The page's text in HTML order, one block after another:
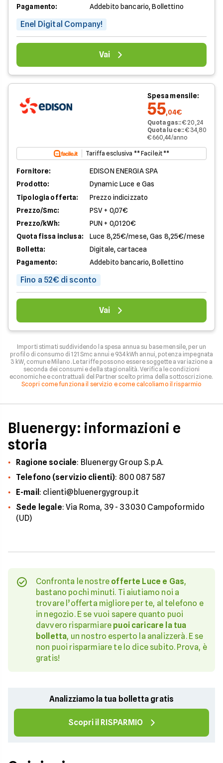
Pagamento:
Addebito bancario, Bollettino
Enel Digital Company!
Vai
Spesa mensile:
55,04€
Quota gas::€ 20,24
Quota luce::€ 34,80
€ 660,44/anno
Tariffa esclusiva ** Facile.it **
Fornitore:
EDISON ENERGIA SPA
Prodotto:
Dynamic Luce e Gas
Tipologia offerta:
Prezzo indicizzato
Prezzo/Smc:
PSV + 0,07€
Prezzo/kWh:
PUN + 0,0120€
Quota fissa inclusa:
Luce 8,25€/mese, Gas 8,25€/mese
Bolletta:
Digitale, cartacea
Pagamento:
Addebito bancario, Bollettino
Fino a 52€ di sconto
Vai
Importi stimati suddividendo la spesa annua su base mensile, per un
profilo di consumo di 121 Smc annui e 934 kWh annui, potenza impegnata
3 kW, comune Milano. Le tariffe possono essere soggette a variazione a
seconda dei consumi e della stagionalità. Verifica le condizioni
economiche e contrattuali del Partner scelto prima della sottoscrizione.
Scopri come funziona il servizio e come calcoliamo il risparmio
Bluenergy: informazioni e
storia
Ragione sociale: Bluenergy Group S.p.A.
Telefono (servizio clienti): 800 087 587
E-mail : clienti@bluenergygroup.it
Sede legale: Via Roma, 39 - 33030 Campoformido
(UD)
Confronta le nostre offerte Luce e Gas,
bastano pochi minuti. Ti aiutiamo noi a
trovare l’offerta migliore per te, al telefono e
in negozio. E se vuoi sapere quanto puoi
davvero risparmiare puoi caricare la tua
bolletta, un nostro esperto la analizzerà. E se
non puoi risparmiare te lo dice subito. Prova, è
gratis!
Analizziamo la tua bolletta gratis
Scopri il RISPARMIO